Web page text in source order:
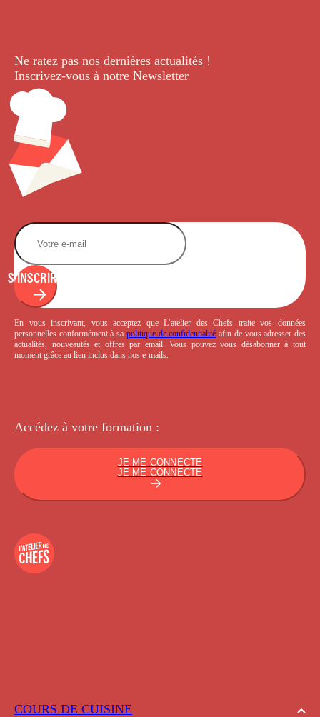
COURS DE CUISINE
Ne ratez pas nos dernières actualités !
Inscrivez-vous à notre Newsletter.
S'INSCRIRE
En vous inscrivant, vous acceptez que L’atelier des Chefs traite vos données
personnelles conformément à sa politique de confidentialité afin de vous adresser des
actualités, nouveautés et offres par email. Vous pouvez vous désabonner à tout
moment grâce au lien inclus dans nos e-mails.
Accédez à votre formation :
JE ME CONNECTE
JE ME CONNECTE